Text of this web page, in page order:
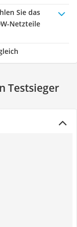
Sie das
Netzteile
Testsieger